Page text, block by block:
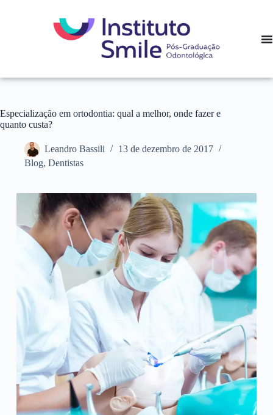
Especialização em ortodontia: qual a melhor, onde fazer e
quanto custa?
Leandro Bassili
13 de dezembro de 2017
Blog, Dentistas